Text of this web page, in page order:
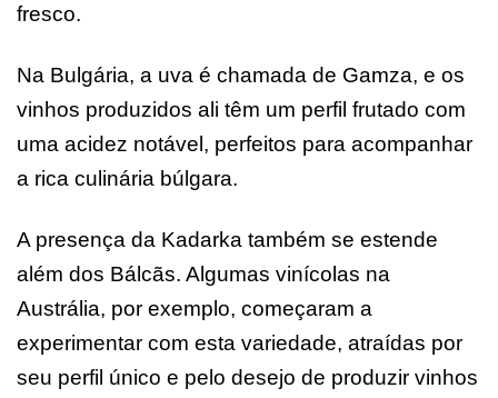
fresco.
Na Bulgária, a uva é chamada de Gamza, e os
vinhos produzidos ali têm um perfil frutado com
uma acidez notável, perfeitos para acompanhar
a rica culinária búlgara.
A presença da Kadarka também se estende
além dos Bálcãs. Algumas vinícolas na
Austrália, por exemplo, começaram a
experimentar com esta variedade, atraídas por
seu perfil único e pelo desejo de produzir vinhos